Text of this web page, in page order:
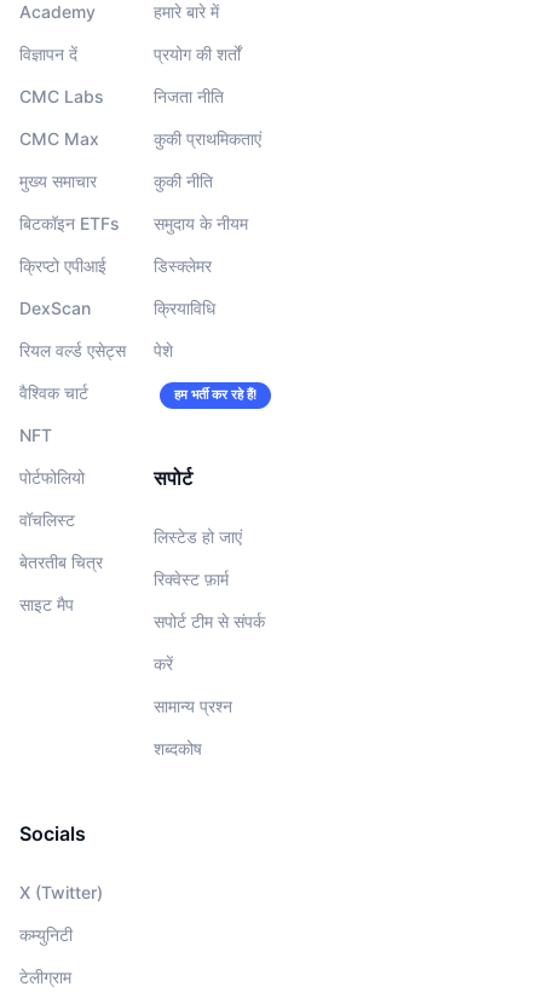
Academy
विज्ञापन दें
CMC Labs
CMC Max
मुख्य समाचार
बिटकॉइन ETFs
क्रिप्टो एपीआई
DexScan
रियल वर्ल्ड एसेट्स
वैश्विक चार्ट
NFT
पोर्टफोलियो
वॉचलिस्‍ट
बेतरतीब चित्र
साइट मैप
हमारे बारे में
प्रयोग की शर्तों
निजता नीति
कुकी प्राथमिकताएं
कुकी नीति
समुदाय के नीयम
डिस्क्लेमर
क्रियाविधि
पेशे
हम भर्ती कर रहे हैं!
सपोर्ट
लिस्टेड हो जाएं
रिक्वेस्ट फ़ार्म
सपोर्ट टीम से संपर्क
करें
सामान्य प्रश्न
शब्दकोष
Socials
X (Twitter)
कम्युनिटी
टेलीग्राम